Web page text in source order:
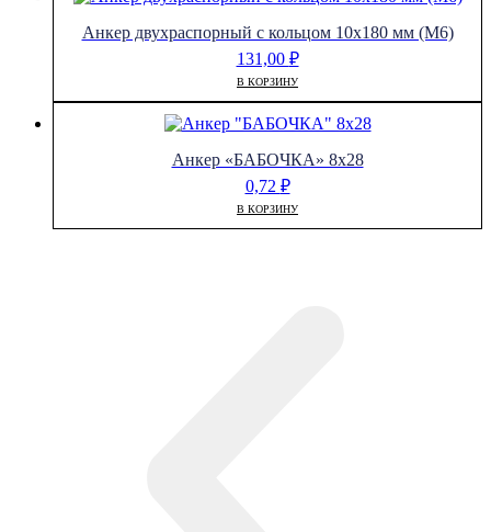
Анкер двухраспорный с кольцом 10х180 мм (М6)
131,00 ₽
В КОРЗИНУ
Анкер «БАБОЧКА» 8х28
0,72 ₽
В КОРЗИНУ